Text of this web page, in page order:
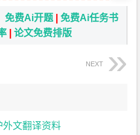
免费Ai开题 |免费Ai任务书
|论文免费排版
NEXT
外文翻译资料